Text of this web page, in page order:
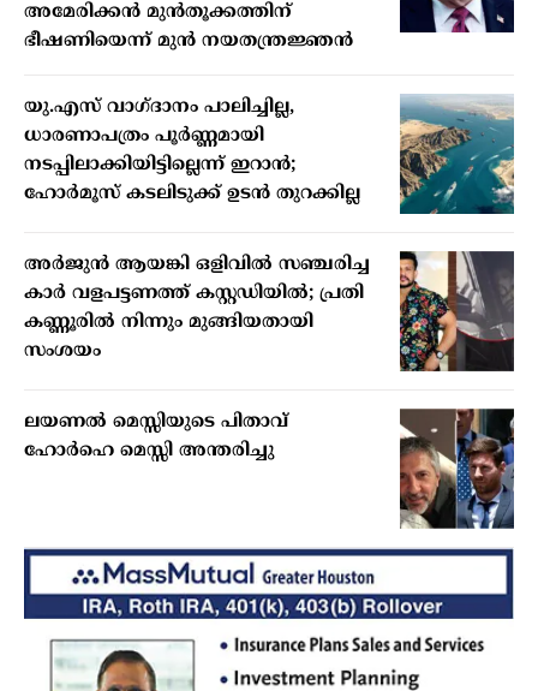
അമേരിക്കൻ മുൻതൂക്കത്തിന്
ഭീഷണിയെന്ന് മുൻ നയതന്ത്രജ്ഞൻ
യു.എസ് വാഗ്ദാനം പാലിച്ചില്ല,
ധാരണാപത്രം പൂർണ്ണമായി
നടപ്പിലാക്കിയിട്ടില്ലെന്ന് ഇറാൻ;
ഹോർമൂസ് കടലിടുക്ക് ഉടൻ തുറക്കില്ല
അർജുൻ ആയങ്കി ഒളിവിൽ സഞ്ചരിച്ച
കാർ വളപട്ടണത്ത് കസ്റ്റഡിയിൽ; പ്രതി
കണ്ണൂരിൽ നിന്നും മുങ്ങിയതായി
സംശയം
ലയണൽ മെസ്സിയുടെ പിതാവ്
ഹോർഹെ മെസ്സി അന്തരിച്ചു